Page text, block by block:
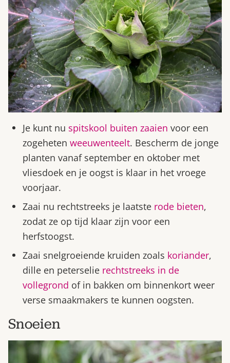
Je kunt nu spitskool buiten zaaien voor een
zogeheten weeuwenteelt. Bescherm de jonge
planten vanaf september en oktober met
vliesdoek en je oogst is klaar in het vroege
voorjaar.
Zaai nu rechtstreeks je laatste rode bieten,
zodat ze op tijd klaar zijn voor een
herfstoogst.
Zaai snelgroeiende kruiden zoals koriander,
dille en peterselie rechtstreeks in de
vollegrond of in bakken om binnenkort weer
verse smaakmakers te kunnen oogsten.
Snoeien